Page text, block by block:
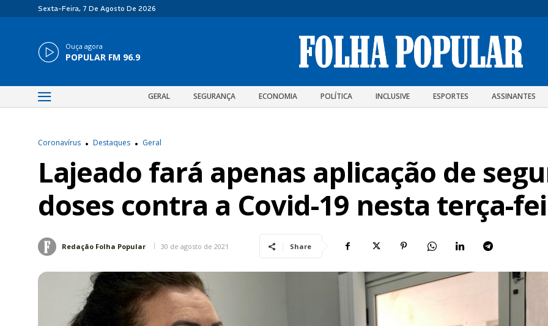
Sexta-Feira, 7 De Agosto De 2026
Ouça agora
POPULAR FM 96.9
GERAL SEGURANÇA ECONOMIA POLÍTICA INCLUSIVE ESPORTES ASSINANTES
Coronavírus Destaques Geral
Lajeado fará apenas aplicação de
doses contra a Covid-19 nesta terça-
Redação Folha Popular 30 de agosto de 2021 Share